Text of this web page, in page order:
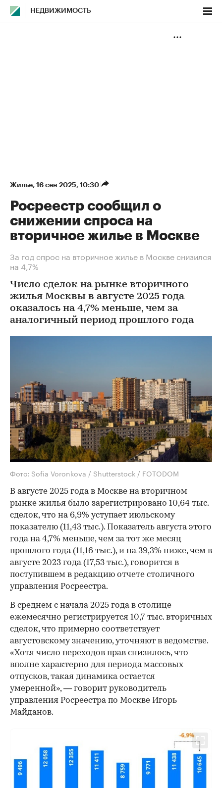
НЕДВИЖИМОСТЬ
Жилье⁠, 16 сен 2025, 10:30
Росреестр сообщил о
снижении спроса на
вторичное жилье в Москве
За год спрос на вторичное жилье в Москве снизился
на 4,7%
Число сделок на рынке вторичного
жилья Москвы в августе 2025 года
оказалось на 4,7% меньше, чем за
аналогичный период прошлого года
Фото: Sofia Voronkova / Shutterstock / FOTODOM
В августе 2025 года в Москве на вторичном
рынке жилья было зарегистрировано 10,64 тыс.
сделок, что на 6,9% уступает июльскому
показателю (11,43 тыс.). Показатель августа этого
года на 4,7% меньше, чем за тот же месяц
прошлого года (11,16 тыс.), и на 39,3% ниже, чем в
августе 2023 года (17,53 тыс.), говорится в
поступившем в редакцию отчете столичного
управления Росреестра.
В среднем с начала 2025 года в столице
ежемесячно регистрируется 10,7 тыс. вторичных
сделок, что примерно соответствует
августовскому значению, уточняют в ведомстве.
«Хотя число переходов прав снизилось, что
вполне характерно для периода массовых
отпусков, такая динамика остается
умеренной», — говорит руководитель
управления Росреестра по Москве Игорь
Майданов.